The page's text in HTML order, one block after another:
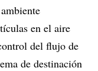
en el aire
del flujo de
de destinación